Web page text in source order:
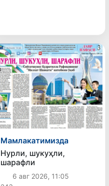
Мамлакатимизда
Нурли, шукуҳли,
шарафли
6 авг 2026, 11:05